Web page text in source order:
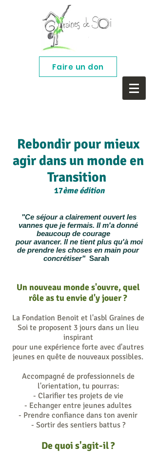
Faire un don
Rebondir pour mieux
agir dans un monde en
Transition
17ème édition
"Ce séjour a clairement ouvert les
vannes que je fermais. Il m'a donné
beaucoup de courage
pour avancer. Il ne tient plus qu'à moi
de prendre les choses en main pour
concrétiser" Sarah
Un nouveau monde s'ouvre, quel
rôle as tu envie d'y jouer ?
La Fondation Benoit et l'asbl Graines de
Soi te proposent 3jours dans un lieu
inspirant
pour une expérience forte avec d'autres
jeunes en quête de nouveaux possibles.
Accompagné de professionnels de
l'orientation, tu pourras:
- Clarifier tes projets de vie
- Echanger entre jeunes adultes
- Prendre confiance dans ton avenir
- Sortir des sentiers battus ?
De quoi s'agit-il ?